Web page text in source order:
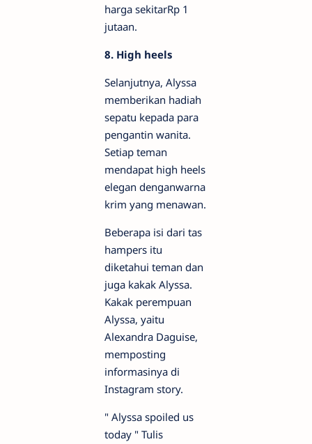
harga sekitarRp 1
jutaan.
8. High heels
Selanjutnya, Alyssa
memberikan hadiah
sepatu kepada para
pengantin wanita.
Setiap teman
mendapat high heels
elegan denganwarna
krim yang menawan.
Beberapa isi dari tas
hampers itu
diketahui teman dan
juga kakak Alyssa.
Kakak perempuan
Alyssa, yaitu
Alexandra Daguise,
memposting
informasinya di
Instagram story.
" Alyssa spoiled us
today " Tulis